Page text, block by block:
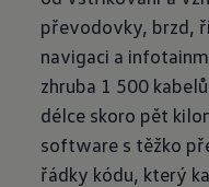
převodovky, brzd,
navigaci a
zhruba 1 500
délce skoro pět
software s těžko
řádky kódu, který